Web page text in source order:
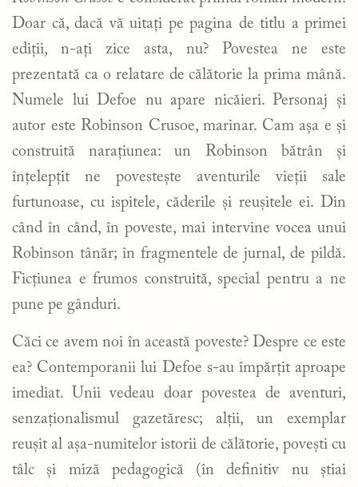
Doar că, dacă vă uitați pe pagina de titlu a primei
ediții, n-ați zice asta, nu? Povestea ne este
prezentată ca o relatare de călătorie la prima mână.
Numele lui Defoe nu apare nicăieri. Personaj și
autor este Robinson Crusoe, marinar. Cam așa e și
construită narațiunea: un Robinson bătrân și
înțelepțit ne povestește aventurile vieții sale
furtunoase, cu ispitele, căderile și reușitele ei. Din
când în când, în poveste, mai intervine vocea unui
Robinson tânăr; în fragmentele de jurnal, de pildă.
Ficțiunea e frumos construită, special pentru a ne
pune pe gânduri.
Căci ce avem noi în această poveste? Despre ce este
ea? Contemporanii lui Defoe s-au împărțit aproape
imediat. Unii vedeau doar povestea de aventuri,
senzaționalismul gazetăresc; alții, un exemplar
reușit al așa-numitelor istorii de călătorie, povești cu
tâlc și miză pedagogică (în definitiv nu știai